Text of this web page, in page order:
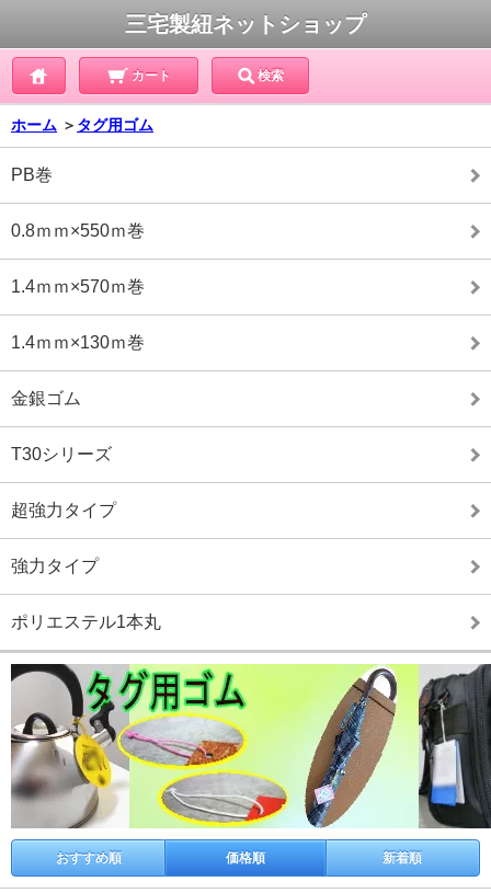
三宅製紐ネットショップ
カート 検索
ホーム ＞ タグ用ゴム
PB巻
0.8ｍｍ×550ｍ巻
1.4ｍｍ×570ｍ巻
1.4ｍｍ×130ｍ巻
金銀ゴム
T30シリーズ
超強力タイプ
強力タイプ
ポリエステル1本丸
おすすめ順 価格順 新着順